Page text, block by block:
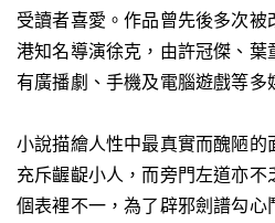
受讀者喜愛。作品曾先後多次
港知名導演徐克，由許冠傑、
有廣播劇、手機及電腦遊戲等多
小說描繪人性中最真實而醜陋的
充斥齷齪小人，而旁門左道亦不
個表裡不一，為了辟邪劍譜勾